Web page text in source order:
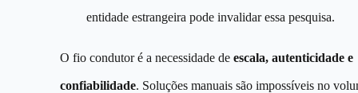
entidade estrangeira pode invalidar essa pesquisa.
O fio condutor é a necessidade de escala, autenticidade e
confiabilidade. Soluções manuais são impossíveis no